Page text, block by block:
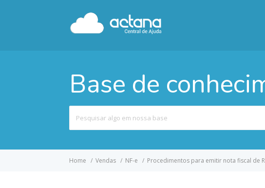
Base de
por
Home Vendas NF-e Procedimentos para emitir nota fiscal de